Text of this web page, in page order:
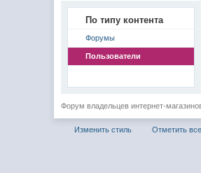
По типу контента
Форумы
Пользователи
Форум владельцев интернет-
Изменить стиль Отметить